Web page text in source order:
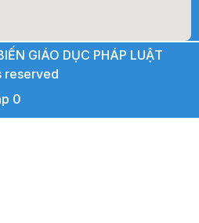
GIÁO DỤC PHÁP LUẬT
reserved
0